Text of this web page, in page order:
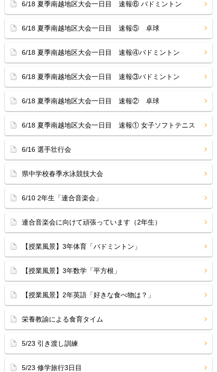
6/18 夏季南越地区大会一日目 速報⑥ バドミントン
6/18 夏季南越地区大会一日目 速報⑤ 卓球
6/18 夏季南越地区大会一日目 速報④バドミントン
6/18 夏季南越地区大会一日目 速報③バドミントン
6/18 夏季南越地区大会一日目 速報② 卓球
6/18 夏季南越地区大会一日目 速報① 女子ソフトテニス
6/16 選手壮行会
県中学校春季水泳競技大会
6/10 2年生「連合音楽会」
連合音楽会に向けて頑張っています（2年生）
【授業風景】3年体育「バドミントン」
【授業風景】3年数学「平方根」
【授業風景】2年英語「好きな食べ物は？」
栄養教諭による食育タイム
5/23 引き渡し訓練
5/23 修学旅行3日目